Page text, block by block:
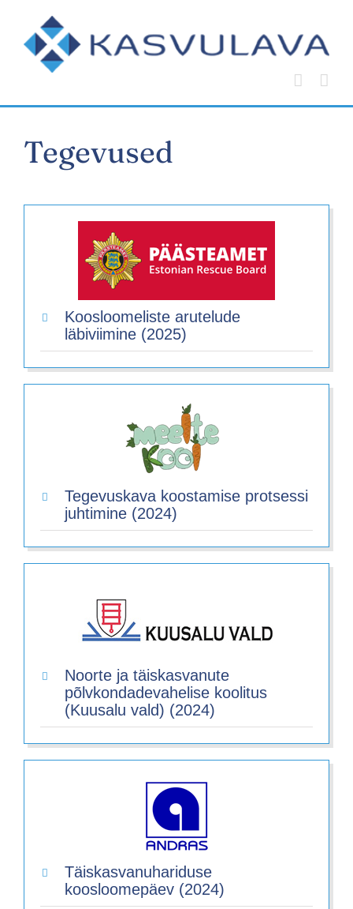
content
Tegevused
Koosloomeliste arutelude
läbiviimine (2025)
Tegevuskava koostamise protsessi
juhtimine (2024)
Noorte ja täiskasvanute
põlvkondadevahelise koolitus
(Kuusalu vald) (2024)
Täiskasvanuhariduse
koosloomepäev (2024)